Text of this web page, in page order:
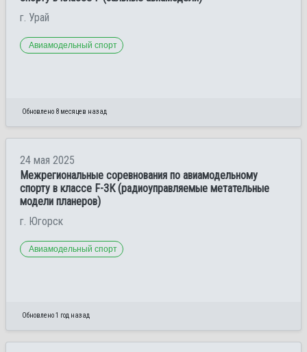
г. Урай
Авиамодельный спорт
Обновлено 8 месяцев назад
24 мая 2025
Межрегиональные соревнования по авиамодельному
спорту в классе F-3К (радиоуправляемые метательные
модели планеров)
г. Югорск
Авиамодельный спорт
Обновлено 1 год назад